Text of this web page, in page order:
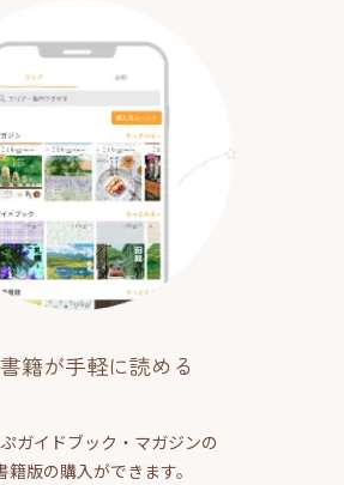
籍が手軽に読める
ガイドブック・マガジンの
籍版の購入ができます。